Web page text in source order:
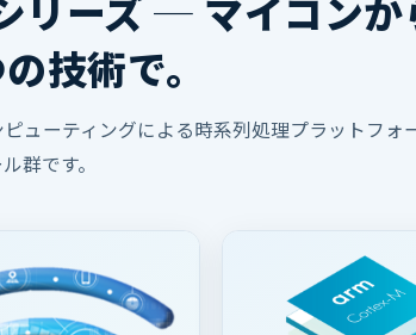
技術で。
ピューティングによる時系列処理プラットフ
群です。